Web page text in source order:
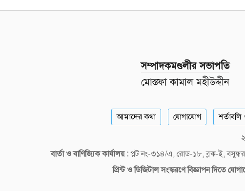
সম্পাদকমণ্ডলীর সভাপতি
মোস্তফা কামাল মহীউদ্দীন
আমাদের কথা যোগাযোগ শর্তাবলি
বার্তা ও বাণিজ্যিক কার্যালয় : প্লট নং-৩১৪/এ, রোড-১৮, ব্লক-ই,
প্রিন্ট ও ডিজিটালসংস্করণে বিজ্ঞাপন দিতে